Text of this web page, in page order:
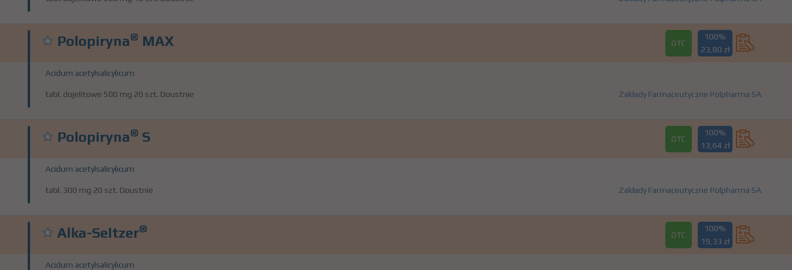
Polopiryna® MAX OTC
100%
23,80 zł
Acidum acetylsalicylicum
tabl. dojelitowe 500 mg 20 szt. Doustnie Zakłady Farmaceutyczne Polpharma SA
Polopiryna® S OTC
100%
13,64 zł
Acidum acetylsalicylicum
tabl. 300 mg 20 szt. Doustnie Zakłady Farmaceutyczne Polpharma SA
Alka-Seltzer® OTC
100%
19,33 zł
Acidum acetylsalicylicum